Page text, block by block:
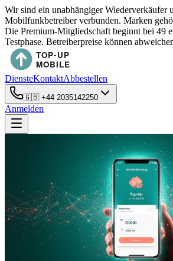
Wir sind ein unabhängiger Wiederverkäufer
Mobilfunkbetreiber verbunden. Marken
Die Premium-Mitgliedschaft beginnt bei 49
Testphase. Betreiberpreise können
DiensteKontaktAbbestellen
🇬🇧 +44 2035142250
Anmelden